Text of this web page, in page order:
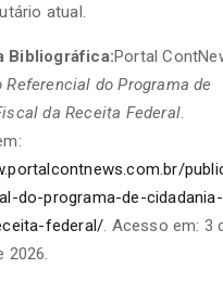
atual.
Bibliográfica:Portal
Referencial do Programa de
da Receita Federal.
do-programa-de-cidadania-
federal/. Acesso em: 3
2026.